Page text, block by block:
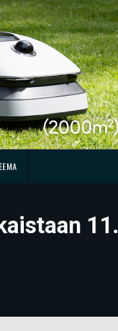
11.